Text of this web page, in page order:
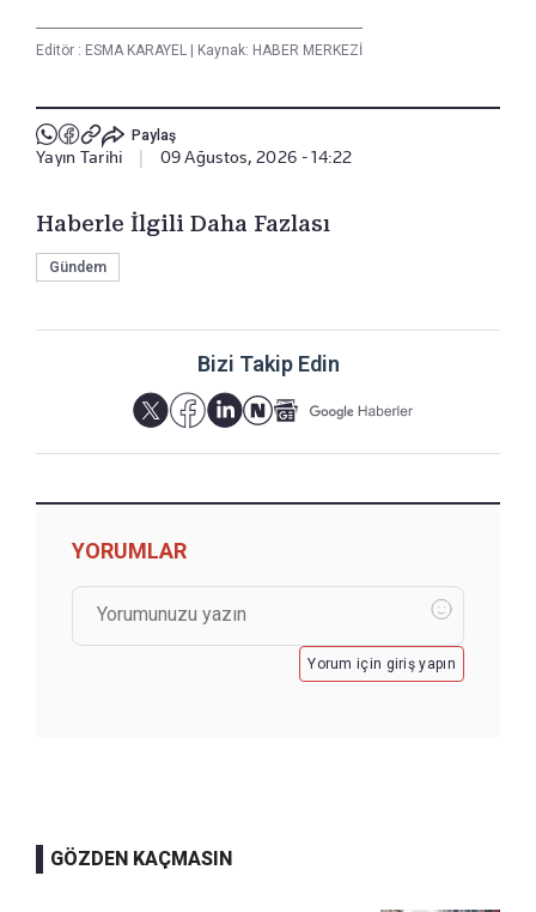
Editör : ESMA KARAYEL Kaynak: HABER MERKEZİ
Paylaş
Yayın Tarihi 09 Ağustos, 2026 - 14:22
Haberle İlgili Daha Fazlası
Gündem
Bizi Takip Edin
YORUMLAR
Yorum için giriş yapın
GÖZDEN KAÇMASIN